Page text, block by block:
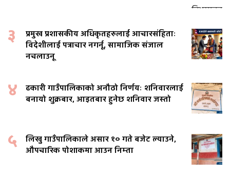
३
प्रमुख प्रशासकीय अधिकृतहरुलाई आचारसंहिताः
विदेशीलाई पत्राचार नगर्नू, सामाजिक संजाल
नचलाउनू
४
ढकारी गाउँपालिकाको अनौठो निर्णयः शनिवारलाई
बनायो शुक्रबार, आइतबार हुनेछ शनिवार जस्तो
५
लिखु गाउँपालिकाले असार १० गते बजेट ल्याउने,
औपचारिक पोशाकमा आउन निम्ता